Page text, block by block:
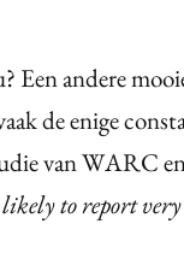
Een andere
de enige
van WARC
to report